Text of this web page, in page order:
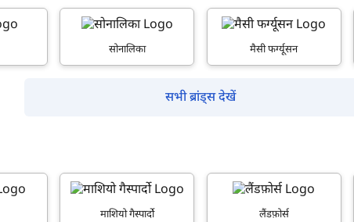
सोनालिका मैसी फर्ग्यूसन
सभी ब्रांड्स देखें
माशियो गैस्पार्दो लैंडफ़ोर्स